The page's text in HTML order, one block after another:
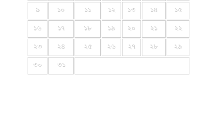
৯ ১০ ১১ ১২ ১৩ ১৪ ১৫
১৬ ১৭ ১৮ ১৯ ২০ ২১ ২২
২৩ ২৪ ২৫ ২৬ ২৭ ২৮ ২৯
৩০ ৩১